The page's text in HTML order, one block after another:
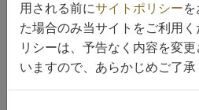
用される前にサイトポリシー
た場合のみ当サイトをご利用
リシーは、予告なく内容を変
いますので、あらかじめご了承